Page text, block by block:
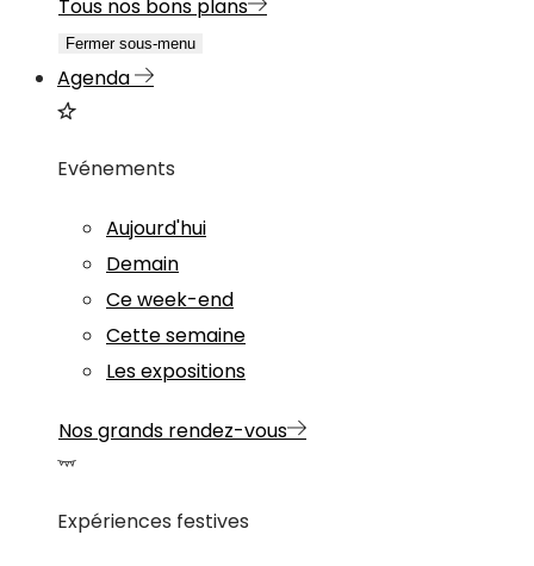
Tous nos bons plans
Fermer sous-menu
Agenda
Evénements
Aujourd'hui
Demain
Ce week-end
Cette semaine
Les expositions
Nos grands rendez-vous
Expériences festives